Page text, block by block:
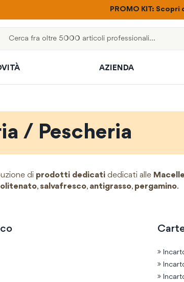
PROMO KIT:
AZIENDA
/ Pescheria
di prodotti dedicati dedicati alle
, salvafresco, antigrasso, pergamino.